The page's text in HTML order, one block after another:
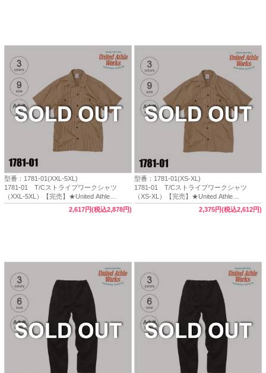
型番：1781-01(XXL-5XL)
1781-01 T/Cストライプワークシャツ
（XXL-5XL）【完売】★United Athle
Works（ユナイテッドアスレワークス）
2,617円(税込2,878円)
型番：1781-01(XS-XL)
1781-01 T/Cストライプワークシャツ
（XS-XL）【完売】★United Athle
Works（ユナイテッドアスレワークス）
2,375円(税込2,612円)